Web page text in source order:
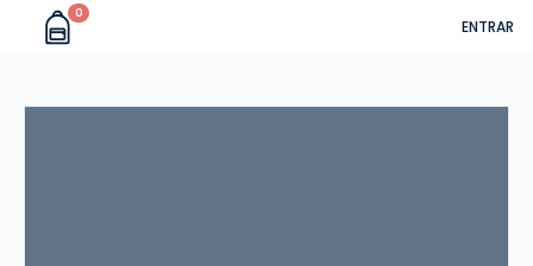
0
ENTRAR